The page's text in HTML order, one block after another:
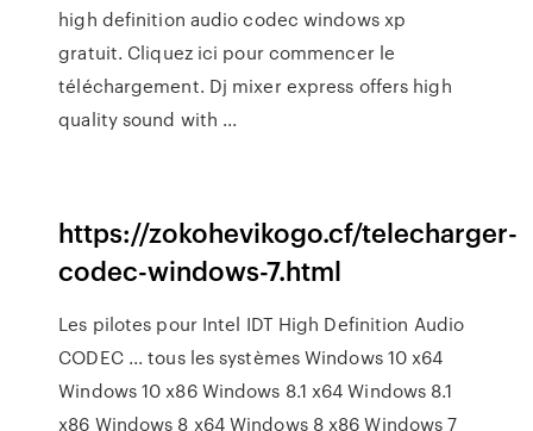
high definition audio codec windows xp
gratuit. Cliquez ici pour commencer le
téléchargement. Dj mixer express offers high
quality sound with ...
https://zokohevikogo.cf/telecharger-
codec-windows-7.html
Les pilotes pour Intel IDT High Definition Audio
CODEC ... tous les systèmes Windows 10 x64
Windows 10 x86 Windows 8.1 x64 Windows 8.1
x86 Windows 8 x64 Windows 8 x86 Windows 7